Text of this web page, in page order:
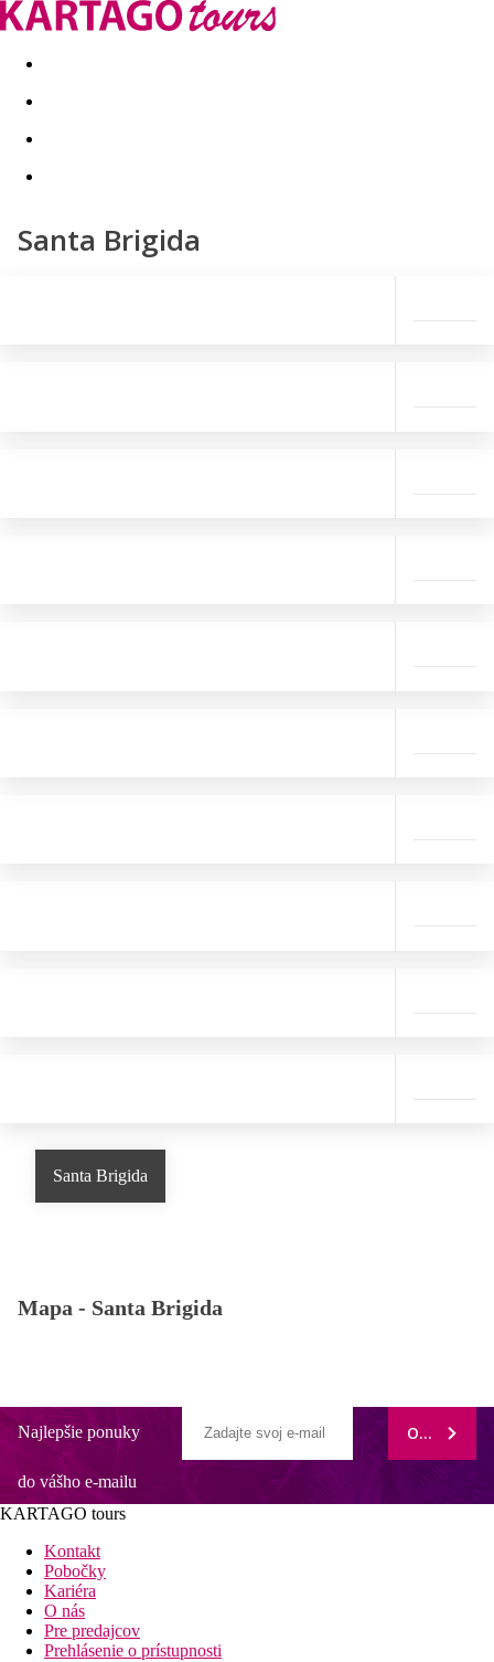
Last minute Dovolenkové kluby
Santa Brigida
Santa Brigida
Mapa - Santa Brigida
Najlepšie ponuky
do vášho e-mailu
ODOBERAŤ
KARTAGO tours
Kontakt
Pobočky
Kariéra
O nás
Pre predajcov
Prehlásenie o prístupnosti